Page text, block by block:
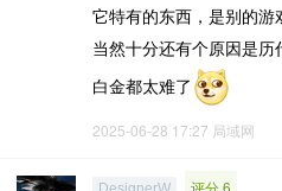
它特有的东西，是别的游
当然十分还有个原因是历
白金都太难了
2025-06-28 17:27 局域网
评分 6